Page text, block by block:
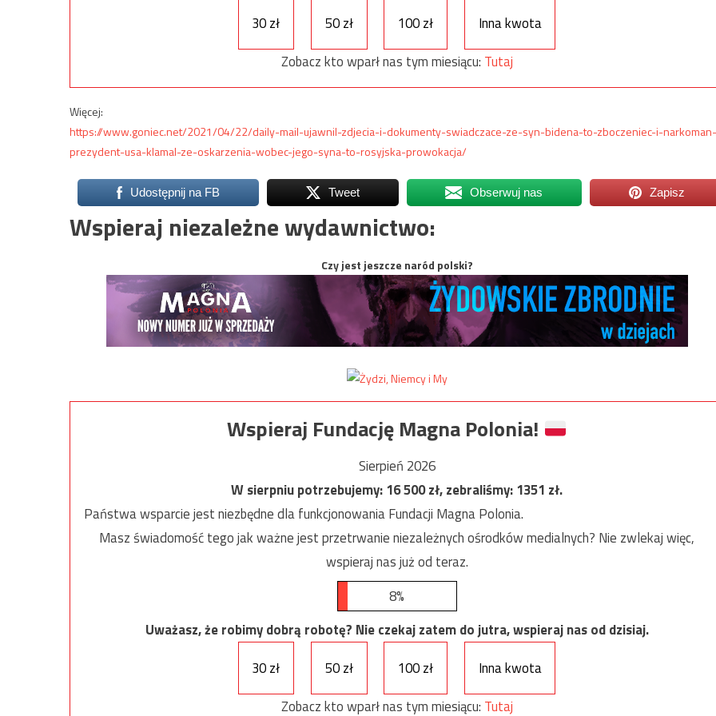
30 zł 50 zł 100 zł
Inna kwota
Zobacz kto wparł nas tym miesiącu: Tutaj
Więcej:
https://www.goniec.net/2021/04/22/daily-mail-ujawnil-zdjecia-i-dokumenty-swiadczace-ze-syn-bidena-to-zboczeniec-i-narkoman-
prezydent-usa-klamal-ze-oskarzenia-wobec-jego-syna-to-rosyjska-prowokacja/
Udostępnij na FB Tweet Obserwuj nas Zapisz
Wspieraj niezależne wydawnictwo:
Czy jest jeszcze naród polski?
Wspieraj Fundację Magna Polonia!
Sierpień 2026
W sierpniu potrzebujemy:16 500zł, zebraliśmy:1351 zł.
Państwa wsparcie jest niezbędne dla funkcjonowania Fundacji Magna Polonia.
Masz świadomość tego jak ważne jest przetrwanie niezależnych ośrodków medialnych? Nie zwlekaj więc,
wspieraj nas już od teraz.
8%
Uważasz, że robimy dobrą robotę? Nie czekaj zatem do jutra, wspieraj nas od dzisiaj.
30 zł
50 zł 100 zł
Inna kwota
Zobacz kto wparł nas tym miesiącu: Tutaj